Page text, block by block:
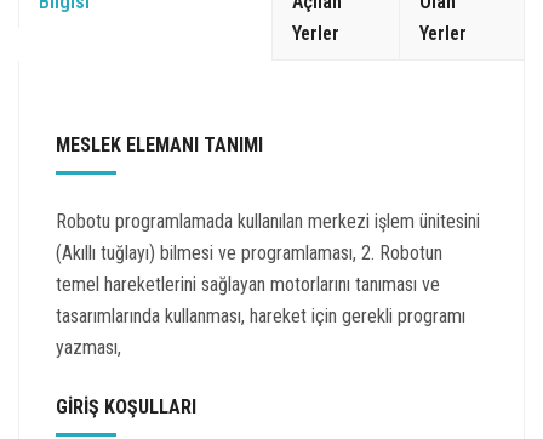
Yerler
Yerler
MESLEK ELEMANI TANIMI
Robotu programlamada kullanılan merkezi işlem ünitesini
(Akıllı tuğlayı) bilmesi ve programlaması, 2. Robotun
temel hareketlerini sağlayan motorlarını tanıması ve
tasarımlarında kullanması, hareket için gerekli programı
yazması,
GİRİŞ KOŞULLARI